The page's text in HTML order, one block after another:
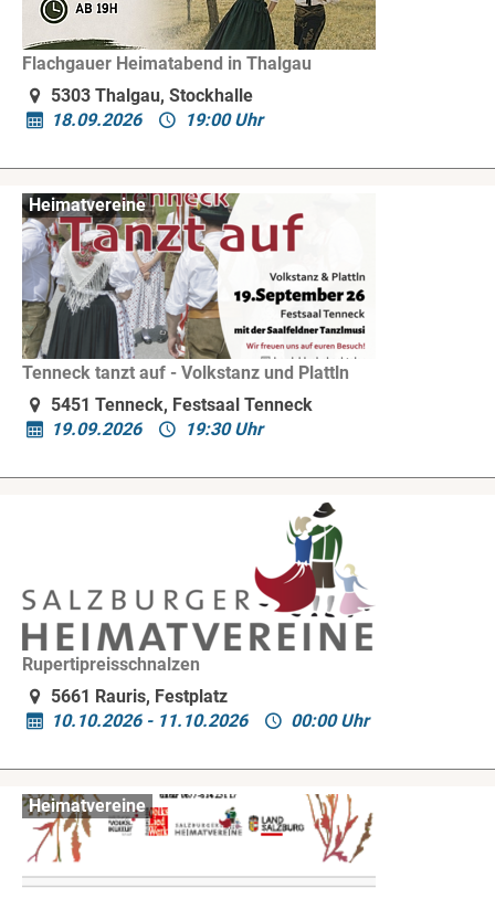
Flachgauer Heimatabend in Thalgau
5303 Thalgau, Stockhalle
18.09.2026
19:00 Uhr
Heimatvereine
Tenneck tanzt auf - Volkstanz und Plattln
5451 Tenneck, Festsaal Tenneck
19.09.2026
19:30 Uhr
Rupertipreisschnalzen
5661 Rauris, Festplatz
10.10.2026 - 11.10.2026
00:00 Uhr
Heimatvereine